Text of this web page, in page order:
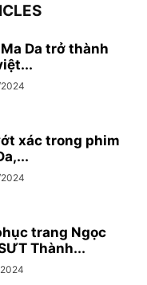
Da trở thành
xác trong phim
trang Ngọc
Thành...